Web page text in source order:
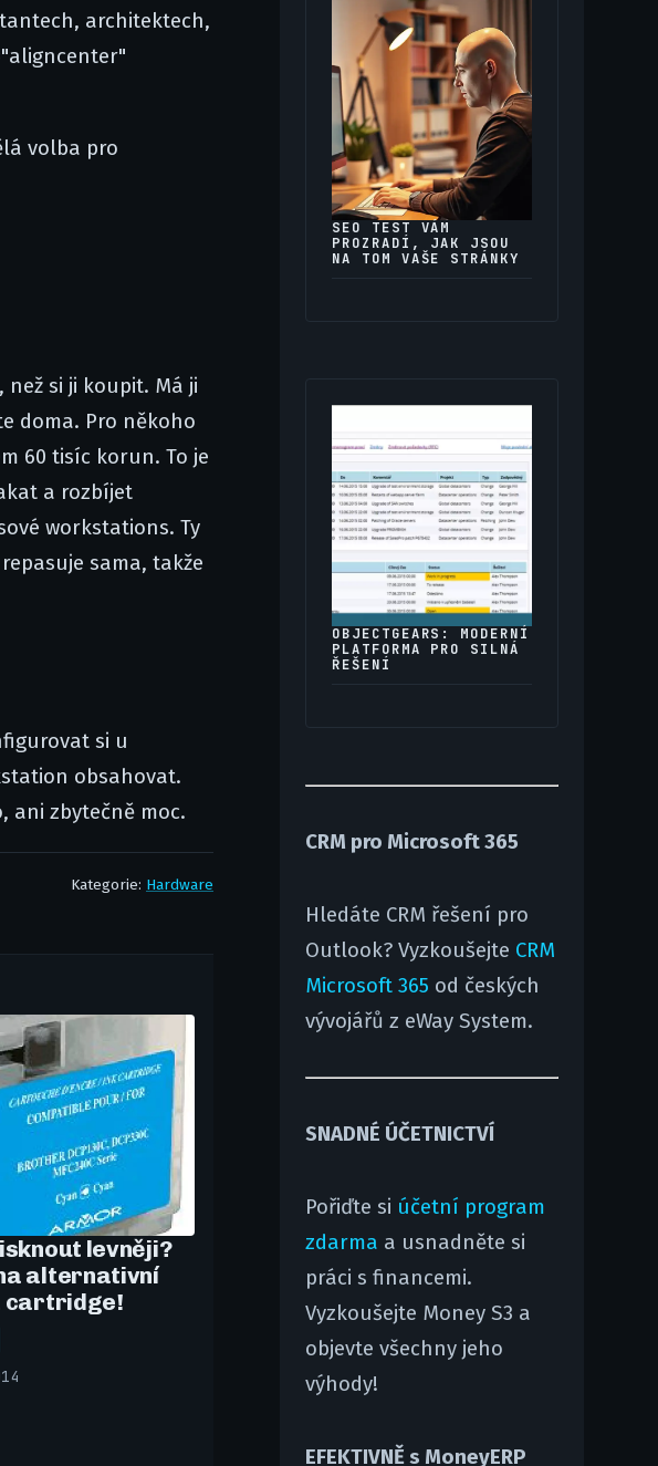
architektech,
volba pro
si ji koupit. Má ji
doma. Pro někoho
60 tisíc korun. To je
a rozbíjet
workstations. Ty
sama, takže
si u
obsahovat.
ani zbytečně moc.
Kategorie: Hardware
levněji?
alternativní
cartridge!
SEO TEST VÁM
PROZRADÍ, JAK JSOU
NA TOM VAŠE STRÁNKY
OBJECTGEARS: MODERNÍ
PLATFORMA PRO SILNÁ
ŘEŠENÍ
CRM pro Microsoft 365
Hledáte CRM řešení pro
Outlook? Vyzkoušejte CRM
Microsoft 365 od českých
vývojářů z eWay System.
SNADNÉ ÚČETNICTVÍ
Pořiďte si účetní program
zdarma a usnadněte si
práci s financemi.
Vyzkoušejte Money S3 a
objevte všechny jeho
výhody!
EFEKTIVNĚ s MoneyERP